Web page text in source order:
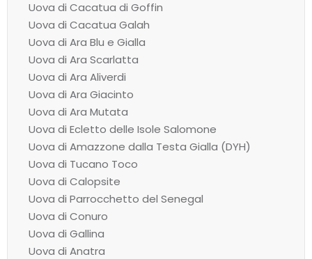
Uova di Cacatua di Goffin
Uova di Cacatua Galah
Uova di Ara Blu e Gialla
Uova di Ara Scarlatta
Uova di Ara Aliverdi
Uova di Ara Giacinto
Uova di Ara Mutata
Uova di Ecletto delle Isole Salomone
Uova di Amazzone dalla Testa Gialla (DYH)
Uova di Tucano Toco
Uova di Calopsite
Uova di Parrocchetto del Senegal
Uova di Conuro
Uova di Gallina
Uova di Anatra